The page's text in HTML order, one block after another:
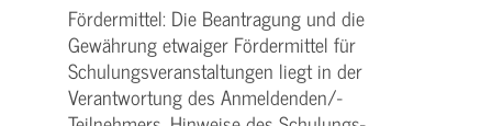
Fördermittel: Die Beantragung und die
Gewährung etwaiger Fördermittel für
Schulungs­veranstaltungen liegt in der
Verantwortung des Anmeldenden/­